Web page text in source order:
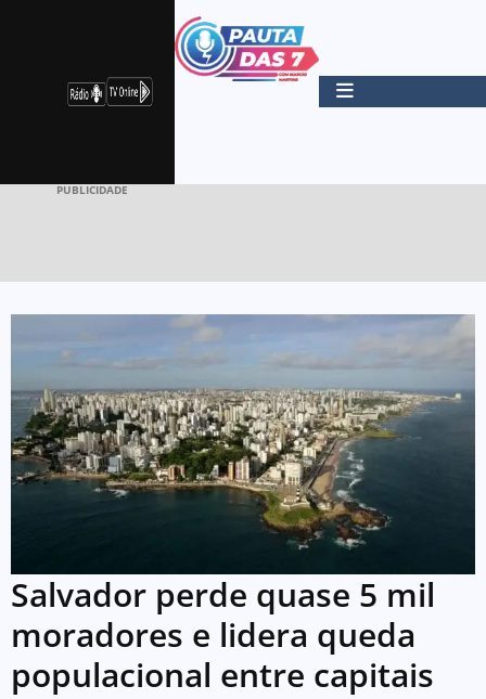
PUBLICIDADE
Salvador perde quase 5 mil
moradores e lidera queda
populacional entre capitais